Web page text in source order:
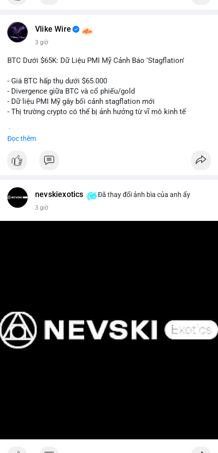
#vlikevn #titanbot
📰 Nguồn: Cointelegraph
Vlike Wire
3 giờ
BTC Dưới $65K: Dữ Liệu PMI Mỹ Cảnh Báo 'Stagflation'
- Giá BTC hấp thụ dưới $65.000
- Divergence giữa BTC và cổ phiếu/gold
- Dữ liệu PMI Mỹ gây bối cảnh stagflation mới
- Thị trường crypto có thể bị ảnh hưởng từ vĩ mô kinh tế
Đọc thêm
nevskiexotics Đã thay đổi ảnh bìa của anh ấy
3 giờ